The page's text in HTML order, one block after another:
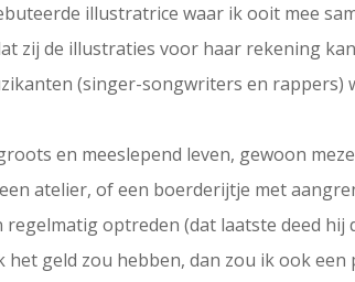
illustratrice waar ik ooit mee
zij de illustraties voor haar rekening
(singer-songwriters en rappers)
en meeslepend leven, gewoon
atelier, of een boerderijtje met
optreden (dat laatste deed hij
geld zou hebben, dan zou ik ook